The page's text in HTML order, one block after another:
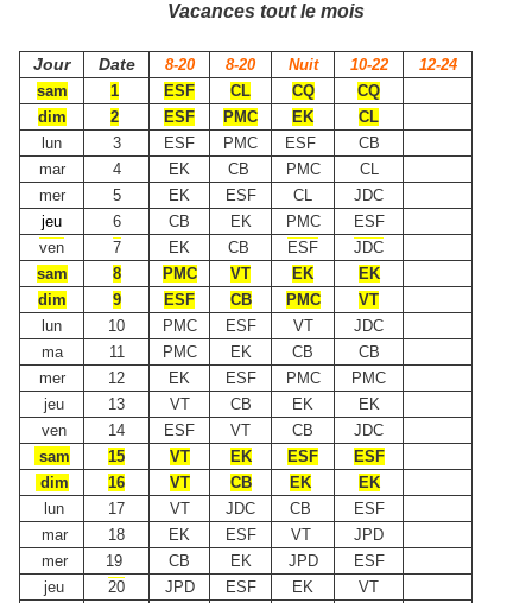
Vacances tout le mois
Jour Date 8-20 8-20 Nuit 10-22
12-24
sam
1 ESF CL CQ
CQ
dim
2 ESF PMC EK
CL
lun
3 ESF PMC ESF
CB
mar
4 EK CB PMC
CL
mer
5 EK ESF CL
JDC
jeu
6 CB EK PMC
ESF
ven
7 EK CB ESF
JDC
sam
8 PMC VT EK
EK
dim
9 ESF CB PMC
VT
lun
10 PMC ESF VT
JDC
ma
11 PMC EK CB
CB
mer
12 EK ESF PMC
PMC
jeu
13 VT CB EK
EK
ven
14 ESF VT CB
JDC
sam
15 VT EK ESF
ESF
dim
16 VT CB EK
EK
lun
17 VT JDC CB
ESF
mar
18 EK ESF VT
JPD
mer
19 CB EK JPD
ESF
jeu
20 JPD ESF EK
VT